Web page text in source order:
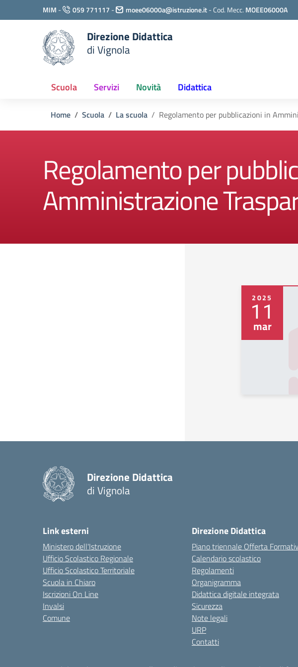
Vai ai contenuti
Vai al menu di navigazione
Vai al footer
MIM - 059 771117 - moee06000a@istruzione.it-Cod. Mecc. MOEE06000A
Direzione Didattica
di Vignola
Scuola Servizi Novità Didattica
Home Scuola La scuola Regolamento per pubblicazioni in
Regolamento per
Amministrazione
2025
11
mar
Direzione Didattica
di Vignola
Link esterni
Ministero dell'Istruzione
Ufficio Scolastico Regionale
Ufficio Scolastico Territoriale
Scuola in Chiaro
Iscrizioni On Line
Invalsi
Comune
Direzione Didattica
Piano triennale Offerta
Calendario scolastico
Regolamenti
Organigramma
Didattica digitale integrata
Sicurezza
Note legali
URP
Contatti